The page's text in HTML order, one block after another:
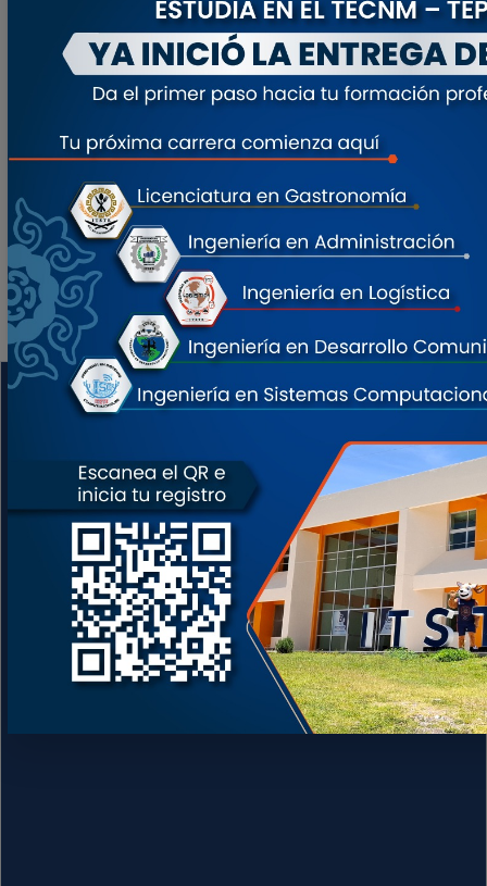
Dirección
Av. Tecnológico No. 1 Paraje el Alarcón, San Pedro Y San
Pablo Teposcolula, Oaxaca, C.P. 69500
Contacto
Email: dir_dteposcolula@tecnm.mx
Teléfono: (953) 552 7138
Enlaces
Portal de Obligaciones de Transparencia
INAI